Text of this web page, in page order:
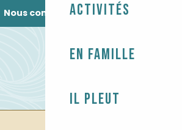
Activités
En famille
Il pleut
Nous contacter